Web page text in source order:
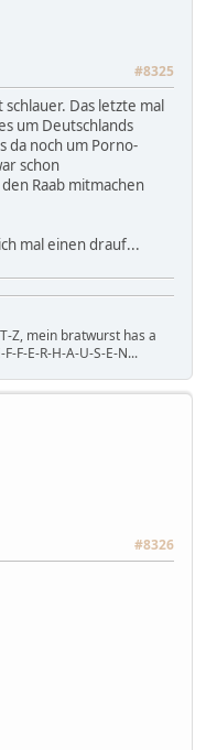
#8325
Das letzte mal
um Deutschlands
da noch um Porno-
schon
Raab mitmachen
mal einen drauf...
Z, mein bratwurst has a
F-E-R-H-A-U-S-E-N...
#8326